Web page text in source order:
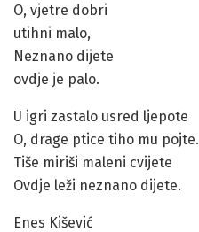
O, vjetre dobri
utihni malo,
Neznano dijete
ovdje je palo.
U igri zastalo usred ljepote
O, drage ptice tiho mu pojte.
Tiše miriši maleni cvijete
Ovdje leži neznano dijete.
Enes Kišević